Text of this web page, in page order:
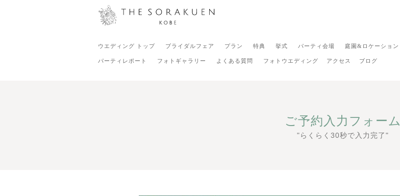
ウエディング トップ ブライダルフェア プラン 特典 挙式 パーティ会場 庭園&ロケーション
パーティレポート フォトギャラリー よくある質問 フォトウエディング アクセス ブログ
ご予約入力フォーム
"らくらく30秒で入力完了"